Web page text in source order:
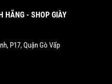
HÃNG - SHOP GIÀY
P17, Quận Gò Vấp